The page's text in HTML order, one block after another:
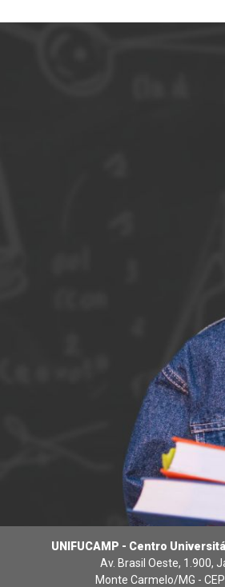
UNIFUCAMP - Centro
Av. Brasil Oeste, 1.900,
Monte Carmelo/MG -